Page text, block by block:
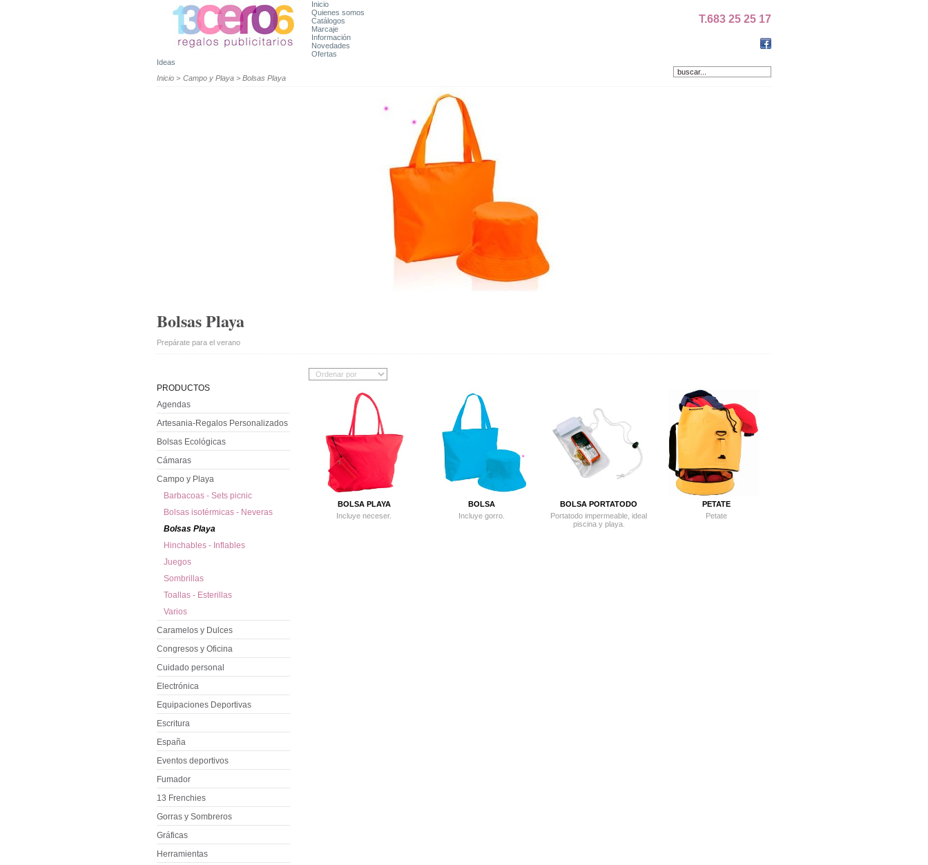
T.683 25 25 17
Inicio
Quienes somos
Catálogos
Marcaje
Información
Novedades
Ofertas
Ideas
Inicio > Campo y Playa > Bolsas Playa
Bolsas Playa
Prepárate para el verano
BOLSA PLAYA
Incluye neceser .
BOLSA
Incluye gorro.
BOLSA PORTATODO
Portatodo impermeable, ideal
piscina y playa.
PETATE
Petate
PRODUCTOS
Agendas
Artesania-Regalos Personalizados
Bolsas Ecológicas
Cámaras
Campo y Playa
Barbacoas - Sets picnic
Bolsas isotérmicas - Neveras
Bolsas Playa
Hinchables - Inflables
Juegos
Sombrillas
Toallas - Esterillas
Varios
Caramelos y Dulces
Congresos y Oficina
Cuidado personal
Electrónica
Equipaciones Deportivas
Escritura
España
Eventos deportivos
Fumador
13 Frenchies
Gorras y Sombreros
Gráficas
Herramientas